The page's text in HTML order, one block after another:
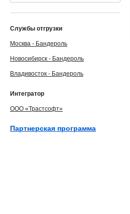
Службы отгрузки
Москва - Бандероль
Новосибирск - Бандероль
Владивосток - Бандероль
Интегратор
ООО «Трастсофт»
Партнерская программа